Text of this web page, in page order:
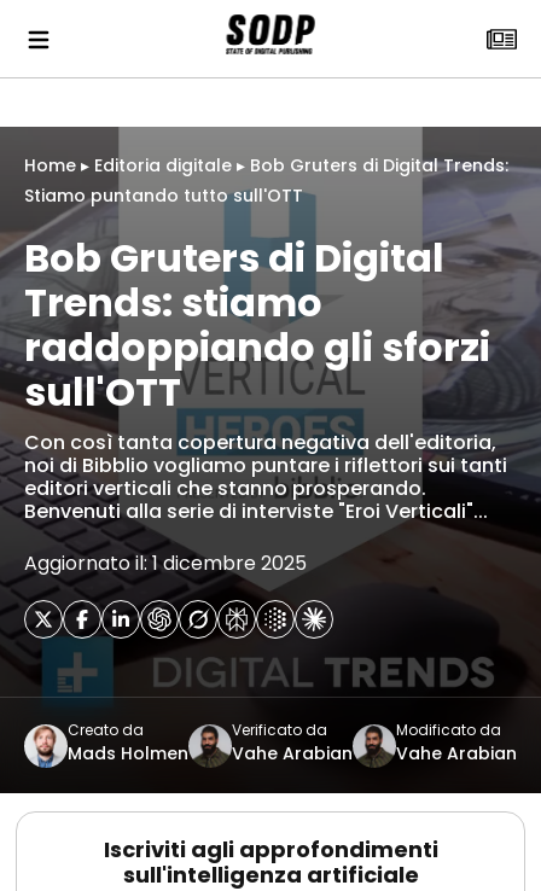
Home ▸ Editoria digitale ▸ Bob Gruters di Digital Trends:
Stiamo puntando tutto sull'OTT
Bob Gruters di Digital
Trends: stiamo
raddoppiando gli sforzi
sull'OTT
Con così tanta copertura negativa dell'editoria,
noi di Bibblio vogliamo puntare i riflettori sui tanti
editori verticali che stanno prosperando.
Benvenuti alla serie di interviste "Eroi Verticali"...
Aggiornato il: 1 dicembre 2025
Creato da
Mads Holmen
Verificato da
Vahe Arabian
Modificato da
Vahe Arabian
Iscriviti agli approfondimenti
sull'intelligenza artificiale